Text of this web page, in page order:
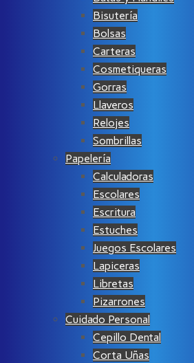
Bisutería
Bolsas
Carteras
Cosmetiqueras
Gorras
Llaveros
Relojes
Sombrillas
Papelería
Calculadoras
Escolares
Escritura
Estuches
Juegos Escolares
Lapiceras
Libretas
Pizarrones
Cuidado Personal
Cepillo Dental
Corta Uñas